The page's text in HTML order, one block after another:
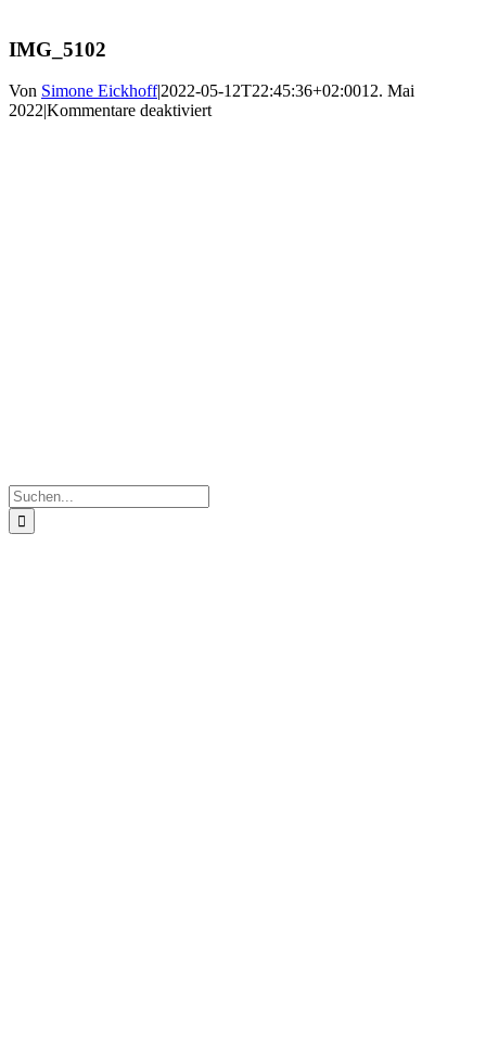
IMG_5102
Von Simone Eickhoff|2022-05-12T22:45:36+02:0012. Mai
2022|Kommentare deaktiviertfür
Suche
nach: